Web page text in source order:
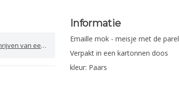
een review
Informatie
Emaille mok - meisje met de parel
Verpakt in een kartonnen doos
kleur: Paars